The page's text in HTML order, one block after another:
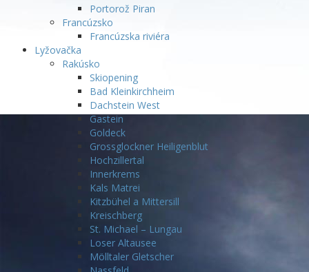
Portorož Piran
Francúzsko
Francúzska riviéra
Lyžovačka
Rakúsko
Skiopening
Bad Kleinkirchheim
Dachstein West
Gastein
Goldeck
Grossglockner Heiligenblut
Hochzillertal
Innerkrems
Kals Matrei
Kitzbühel a Mittersill
Kreischberg
St. Michael – Lungau
Loser Altausee
Mölltaler Gletscher